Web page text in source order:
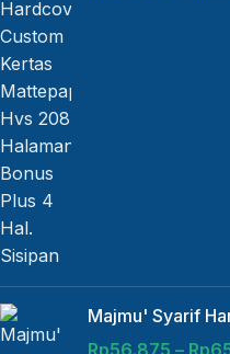
Majmu' Syarif
Rp56.875 – Rp